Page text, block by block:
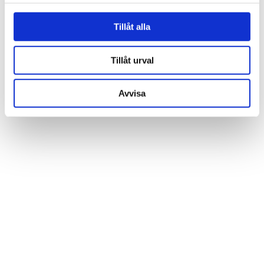
för sociala medier och analysera vår trafik. Vi
vidarebefordrar även sådana identifierare och annan
information från din enhet till de sociala medier och
Dessa kan i sin tur kombinera informationen med annan
information som du har tillhandahållit eller som de har
samlat in när du har använt deras tjänster.
Tillåt alla
Tillåt urval
Avvisa